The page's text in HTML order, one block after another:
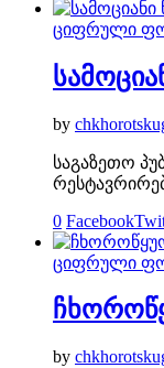
ციფრული
by
საგაზეთო
0 Facebook
ციფრული
by